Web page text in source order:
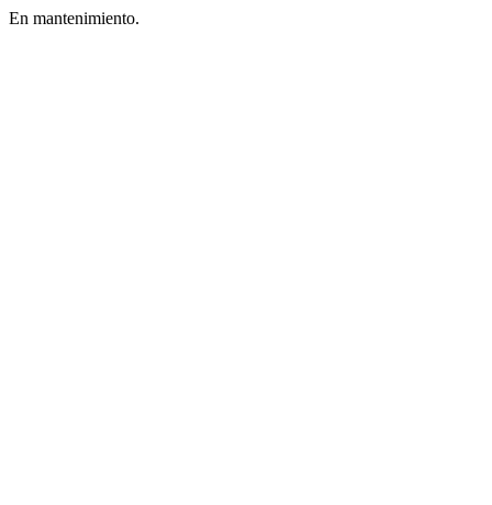
En mantenimiento.